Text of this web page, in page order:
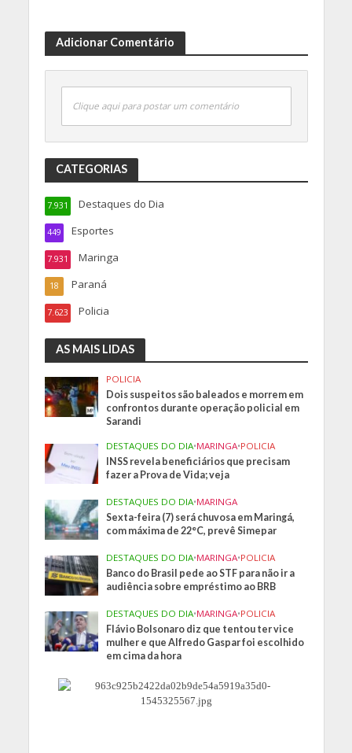
Adicionar Comentário
Clique aqui para postar um comentário
CATEGORIAS
Destaques do Dia
7.931
Esportes
449
Maringa
7.931
Paraná
18
Policia
7.623
AS MAIS LIDAS
POLICIA
Dois suspeitos são baleados e morrem em
confrontos durante operação policial em
Sarandi
DESTAQUES DO DIA•MARINGA•POLICIA
INSS revela beneficiários que precisam
fazer a Prova de Vida; veja
DESTAQUES DO DIA•MARINGA
Sexta-feira (7) será chuvosa em Maringá,
com máxima de 22°C, prevê Simepar
DESTAQUES DO DIA•MARINGA•POLICIA
Banco do Brasil pede ao STF para não ir a
audiência sobre empréstimo ao BRB
DESTAQUES DO DIA•MARINGA•POLICIA
Flávio Bolsonaro diz que tentou ter vice
mulher e que Alfredo Gaspar foi escolhido
em cima da hora